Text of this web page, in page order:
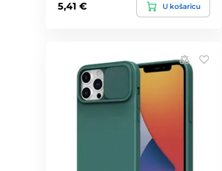
5,41 € U košaricu